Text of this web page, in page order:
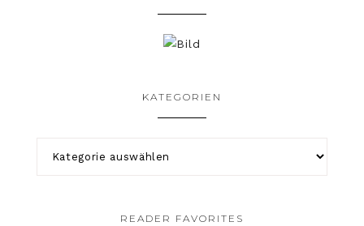
KATEGORIEN
READER FAVORITES